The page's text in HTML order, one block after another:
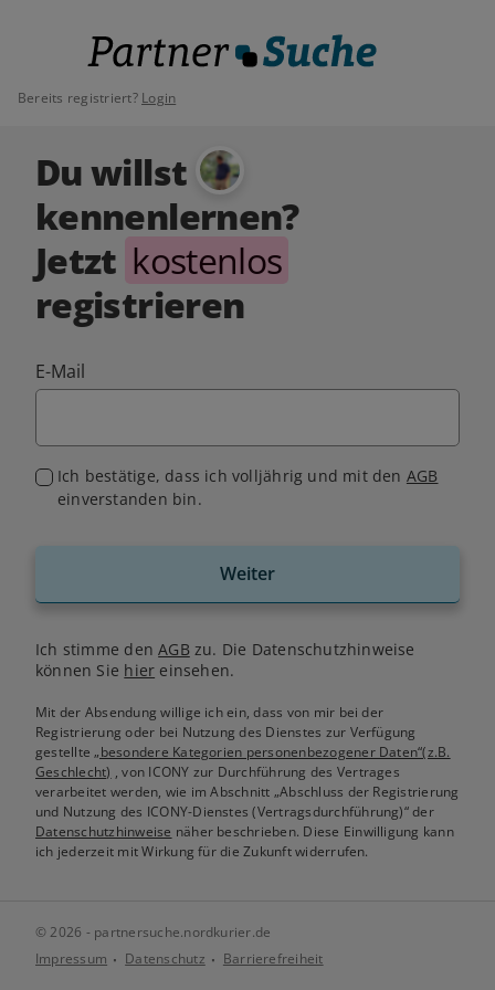
Bereits registriert? Login
Du willst
kennenlernen?
Jetzt kostenlos
registrieren
E-Mail
Ich bestätige, dass ich volljährig und mit den AGB
einverstanden bin.
Weiter
Ich stimme denAGB zu. Die Datenschutzhinweise
können Sie hier einsehen.
Mit der Absendung willige ich ein, dass von mir bei der
Registrierung oder bei Nutzung des Dienstes zur Verfügung
gestellte„besondere Kategorien personenbezogener Daten“(z.B.
Geschlecht) , von ICONY zur Durchführung des Vertrages
verarbeitet werden, wie im Abschnitt „Abschluss der Registrierung
und Nutzung des ICONY-Dienstes (Vertragsdurchführung)“ der
Datenschutzhinweise näher beschrieben. Diese Einwilligung kann
ich jederzeit mit Wirkung für die Zukunft widerrufen.
© 2026 - partnersuche.nordkurier.de
Impressum
Datenschutz Barrierefreiheit